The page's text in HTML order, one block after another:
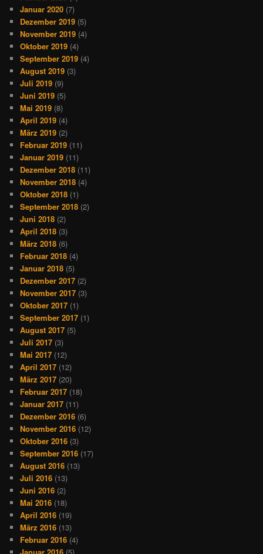
Januar 2020 (7)
Dezember 2019 (5)
November 2019 (4)
Oktober 2019 (4)
September 2019 (4)
August 2019 (3)
Juli 2019 (9)
Juni 2019 (5)
Mai 2019 (8)
April 2019 (4)
März 2019 (2)
Februar 2019 (11)
Januar 2019 (11)
Dezember 2018 (11)
November 2018 (4)
Oktober 2018 (1)
September 2018 (2)
Juni 2018 (2)
April 2018 (3)
März 2018 (6)
Februar 2018 (4)
Januar 2018 (5)
Dezember 2017 (2)
November 2017 (3)
Oktober 2017 (1)
September 2017 (1)
August 2017 (5)
Juli 2017 (3)
Mai 2017 (12)
April 2017 (12)
März 2017 (20)
Februar 2017 (18)
Januar 2017 (11)
Dezember 2016 (6)
November 2016 (12)
Oktober 2016 (3)
September 2016 (17)
August 2016 (13)
Juli 2016 (13)
Juni 2016 (2)
Mai 2016 (18)
April 2016 (19)
März 2016 (13)
Februar 2016 (4)